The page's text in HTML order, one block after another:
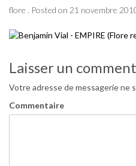
flore . Posted on 21 novembre
de
l’article
Laisser un
Votre adresse de messagerie ne
Commentaire